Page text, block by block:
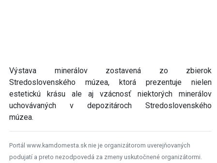
Výstava minerálov zostavená zo zbierok
Stredoslovenského múzea, ktorá prezentuje nielen
estetickú krásu ale aj vzácnosť niektorých minerálov
uchovávaných v depozitároch Stredoslovenského
múzea.
Portál www.kamdomesta.sk nie je organizátorom uverejňovaných
podujatí a preto nezodpovedá za zmeny uskutočnené organizátormi.